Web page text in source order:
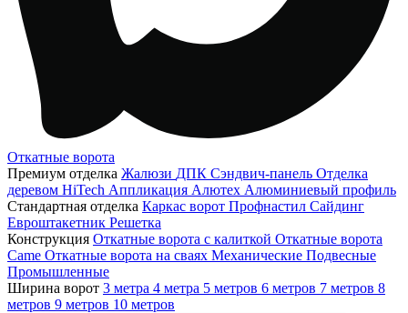
Откатные ворота
Премиум отделка Жалюзи ДПК Сэндвич-панель Отделка
деревом HiTech Аппликация Алютех Алюминиевый профиль
Стандартная отделка Каркас ворот Профнастил Сайдинг
Евроштакетник Решетка
Конструкция Откатные ворота с калиткой Откатные ворота
Came Откатные ворота на сваях Механические Подвесные
Промышленные
Ширина ворот 3 метра 4 метра 5 метров 6 метров 7 метров 8
метров 9 метров 10 метров